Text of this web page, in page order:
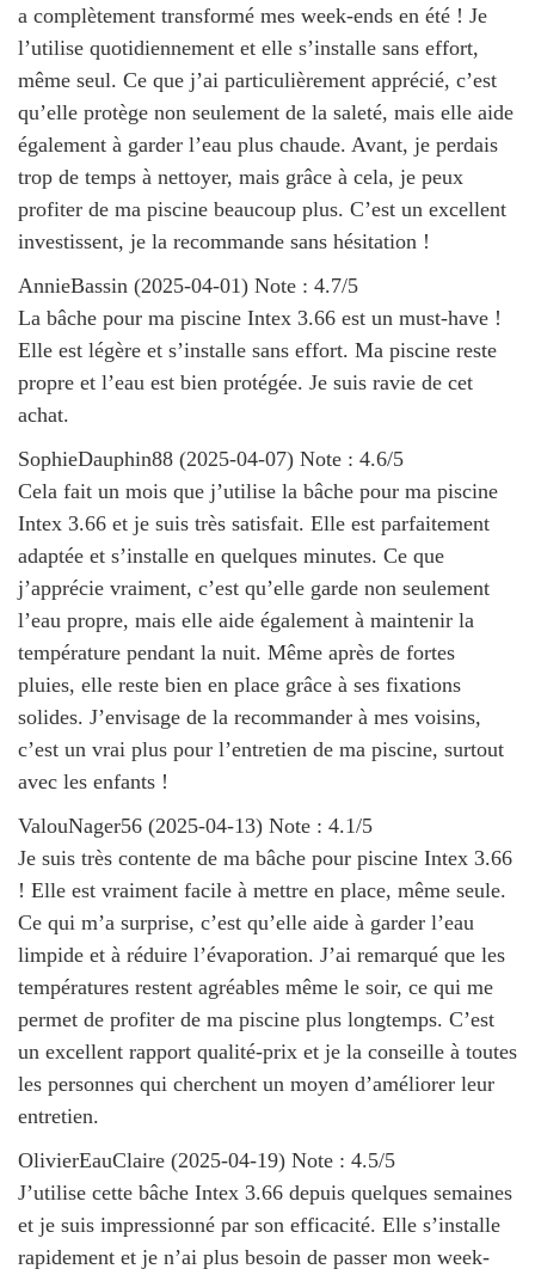
a complètement transformé mes week-ends en été ! Je
l’utilise quotidiennement et elle s’installe sans effort,
même seul. Ce que j’ai particulièrement apprécié, c’est
qu’elle protège non seulement de la saleté, mais elle aide
également à garder l’eau plus chaude. Avant, je perdais
trop de temps à nettoyer, mais grâce à cela, je peux
profiter de ma piscine beaucoup plus. C’est un excellent
investissent, je la recommande sans hésitation !
AnnieBassin (2025-04-01) Note : 4.7/5
La bâche pour ma piscine Intex 3.66 est un must-have !
Elle est légère et s’installe sans effort. Ma piscine reste
propre et l’eau est bien protégée. Je suis ravie de cet
achat.
SophieDauphin88 (2025-04-07) Note : 4.6/5
Cela fait un mois que j’utilise la bâche pour ma piscine
Intex 3.66 et je suis très satisfait. Elle est parfaitement
adaptée et s’installe en quelques minutes. Ce que
j’apprécie vraiment, c’est qu’elle garde non seulement
l’eau propre, mais elle aide également à maintenir la
température pendant la nuit. Même après de fortes
pluies, elle reste bien en place grâce à ses fixations
solides. J’envisage de la recommander à mes voisins,
c’est un vrai plus pour l’entretien de ma piscine, surtout
avec les enfants !
ValouNager56 (2025-04-13) Note : 4.1/5
Je suis très contente de ma bâche pour piscine Intex 3.66
! Elle est vraiment facile à mettre en place, même seule.
Ce qui m’a surprise, c’est qu’elle aide à garder l’eau
limpide et à réduire l’évaporation. J’ai remarqué que les
températures restent agréables même le soir, ce qui me
permet de profiter de ma piscine plus longtemps. C’est
un excellent rapport qualité-prix et je la conseille à toutes
les personnes qui cherchent un moyen d’améliorer leur
entretien.
OlivierEauClaire (2025-04-19) Note : 4.5/5
J’utilise cette bâche Intex 3.66 depuis quelques semaines
et je suis impressionné par son efficacité. Elle s’installe
rapidement et je n’ai plus besoin de passer mon week-